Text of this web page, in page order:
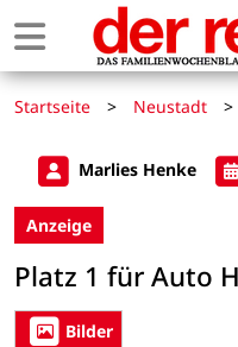
Startseite > Neustadt >
Marlies Henke
Anzeige
Platz 1 für Auto
Bilder